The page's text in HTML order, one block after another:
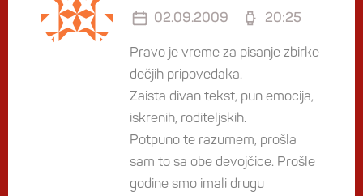
02.09.2009 20:25
Pravo je vreme za pisanje zbirke
dečjih pripovedaka.
Zaista divan tekst, pun emocija,
iskrenih, roditeljskih.
Potpuno te razumem, prošla
sam to sa obe devojčice. Prošle
godine smo imali drugu